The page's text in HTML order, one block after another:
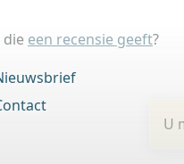
een recensie geeft?
U